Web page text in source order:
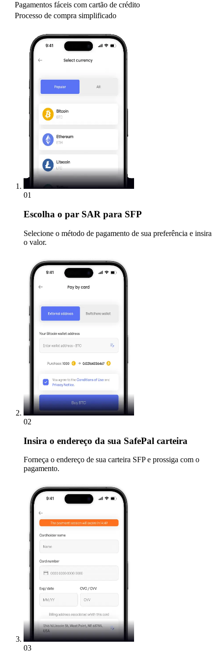
Pagamentos fáceis com cartão de crédito
Processo de compra simplificado
01
Escolha o par SAR para SFP
Selecione o método de pagamento de sua preferência e insira
o valor.
02
Insira o endereço da sua SafePal carteira
Forneça o endereço de sua carteira SFP e prossiga com o
pagamento.
03